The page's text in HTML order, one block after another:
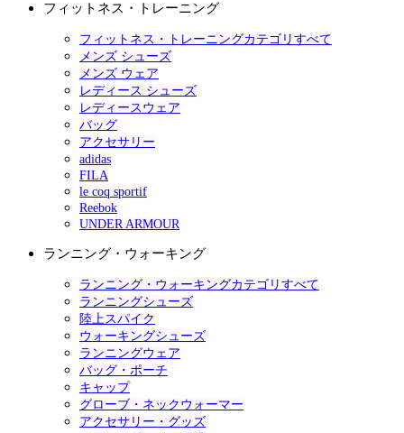
フィットネス・トレーニング
フィットネス・トレーニングカテゴリすべて
メンズ シューズ
メンズ ウェア
レディース シューズ
レディースウェア
バッグ
アクセサリー
adidas
FILA
le coq sportif
Reebok
UNDER ARMOUR
ランニング・ウォーキング
ランニング・ウォーキングカテゴリすべて
ランニングシューズ
陸上スパイク
ウォーキングシューズ
ランニングウェア
バッグ・ポーチ
キャップ
グローブ・ネックウォーマー
アクセサリー・グッズ